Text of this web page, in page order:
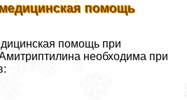
помощь
помощь при
необходима при